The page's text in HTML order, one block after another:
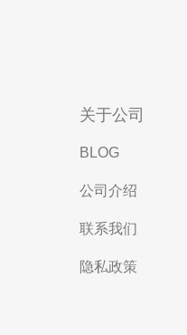
关于公司
BLOG
公司介绍
联系我们
隐私政策